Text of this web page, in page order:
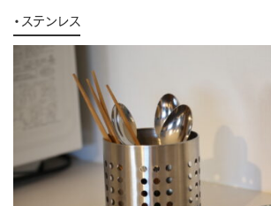
・ステンレス